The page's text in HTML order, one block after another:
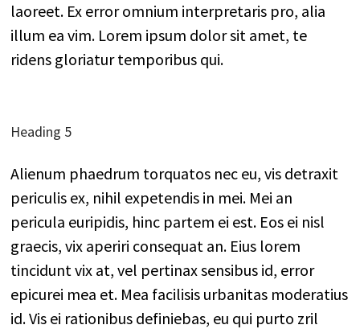
laoreet. Ex error omnium interpretaris pro, alia
illum ea vim. Lorem ipsum dolor sit amet, te
ridens gloriatur temporibus qui.
Heading 5
Alienum phaedrum torquatos nec eu, vis detraxit
periculis ex, nihil expetendis in mei. Mei an
pericula euripidis, hinc partem ei est. Eos ei nisl
graecis, vix aperiri consequat an. Eius lorem
tincidunt vix at, vel pertinax sensibus id, error
epicurei mea et. Mea facilisis urbanitas moderatius
id. Vis ei rationibus definiebas, eu qui purto zril